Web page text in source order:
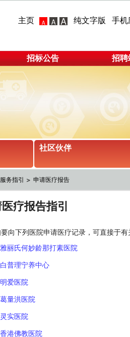
主页 纯文字版 手机
招标公告 招聘
社区伙伴
服务指引 申请医疗报告